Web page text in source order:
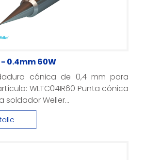
0.4mm 60W
cónica de 0,4 mm para
WLTC04IR60 Punta cónica
soldador Weller...